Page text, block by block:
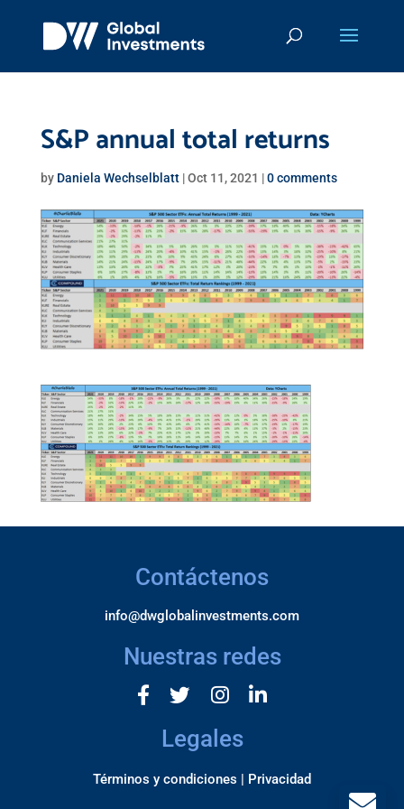
S&P annual total returns
by Daniela Wechselblatt|Oct 11, 2021 |0 comments
Contáctenos
info@dwglobalinvestments.com
Nuestras redes
Legales
Términos y condiciones | Privacidad